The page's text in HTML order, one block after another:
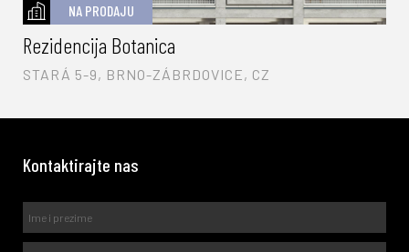
NA PRODAJU
Rezidencija Botanica
STARÁ 5-9, BRNO-ZÁBRDOVICE, CZ
Kontaktirajte nas